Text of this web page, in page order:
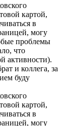
картой,
в
могу
проблемы
что
активности).
и коллега, за
буду
картой,
в
могу